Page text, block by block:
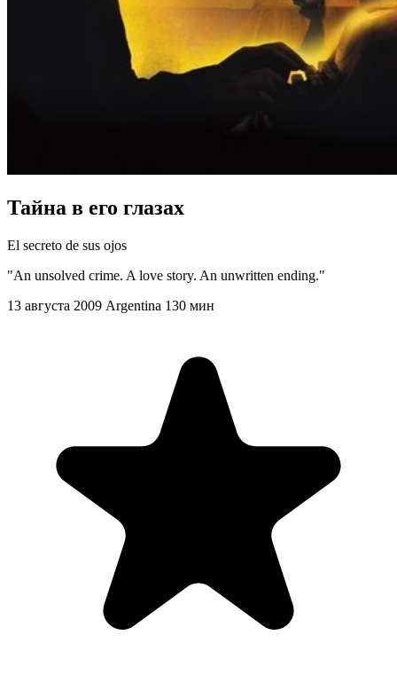
Тайна в его глазах
El secreto de sus ojos
"An unsolved crime. A love story. An unwritten ending."
13 августа 2009 Argentina 130 мин